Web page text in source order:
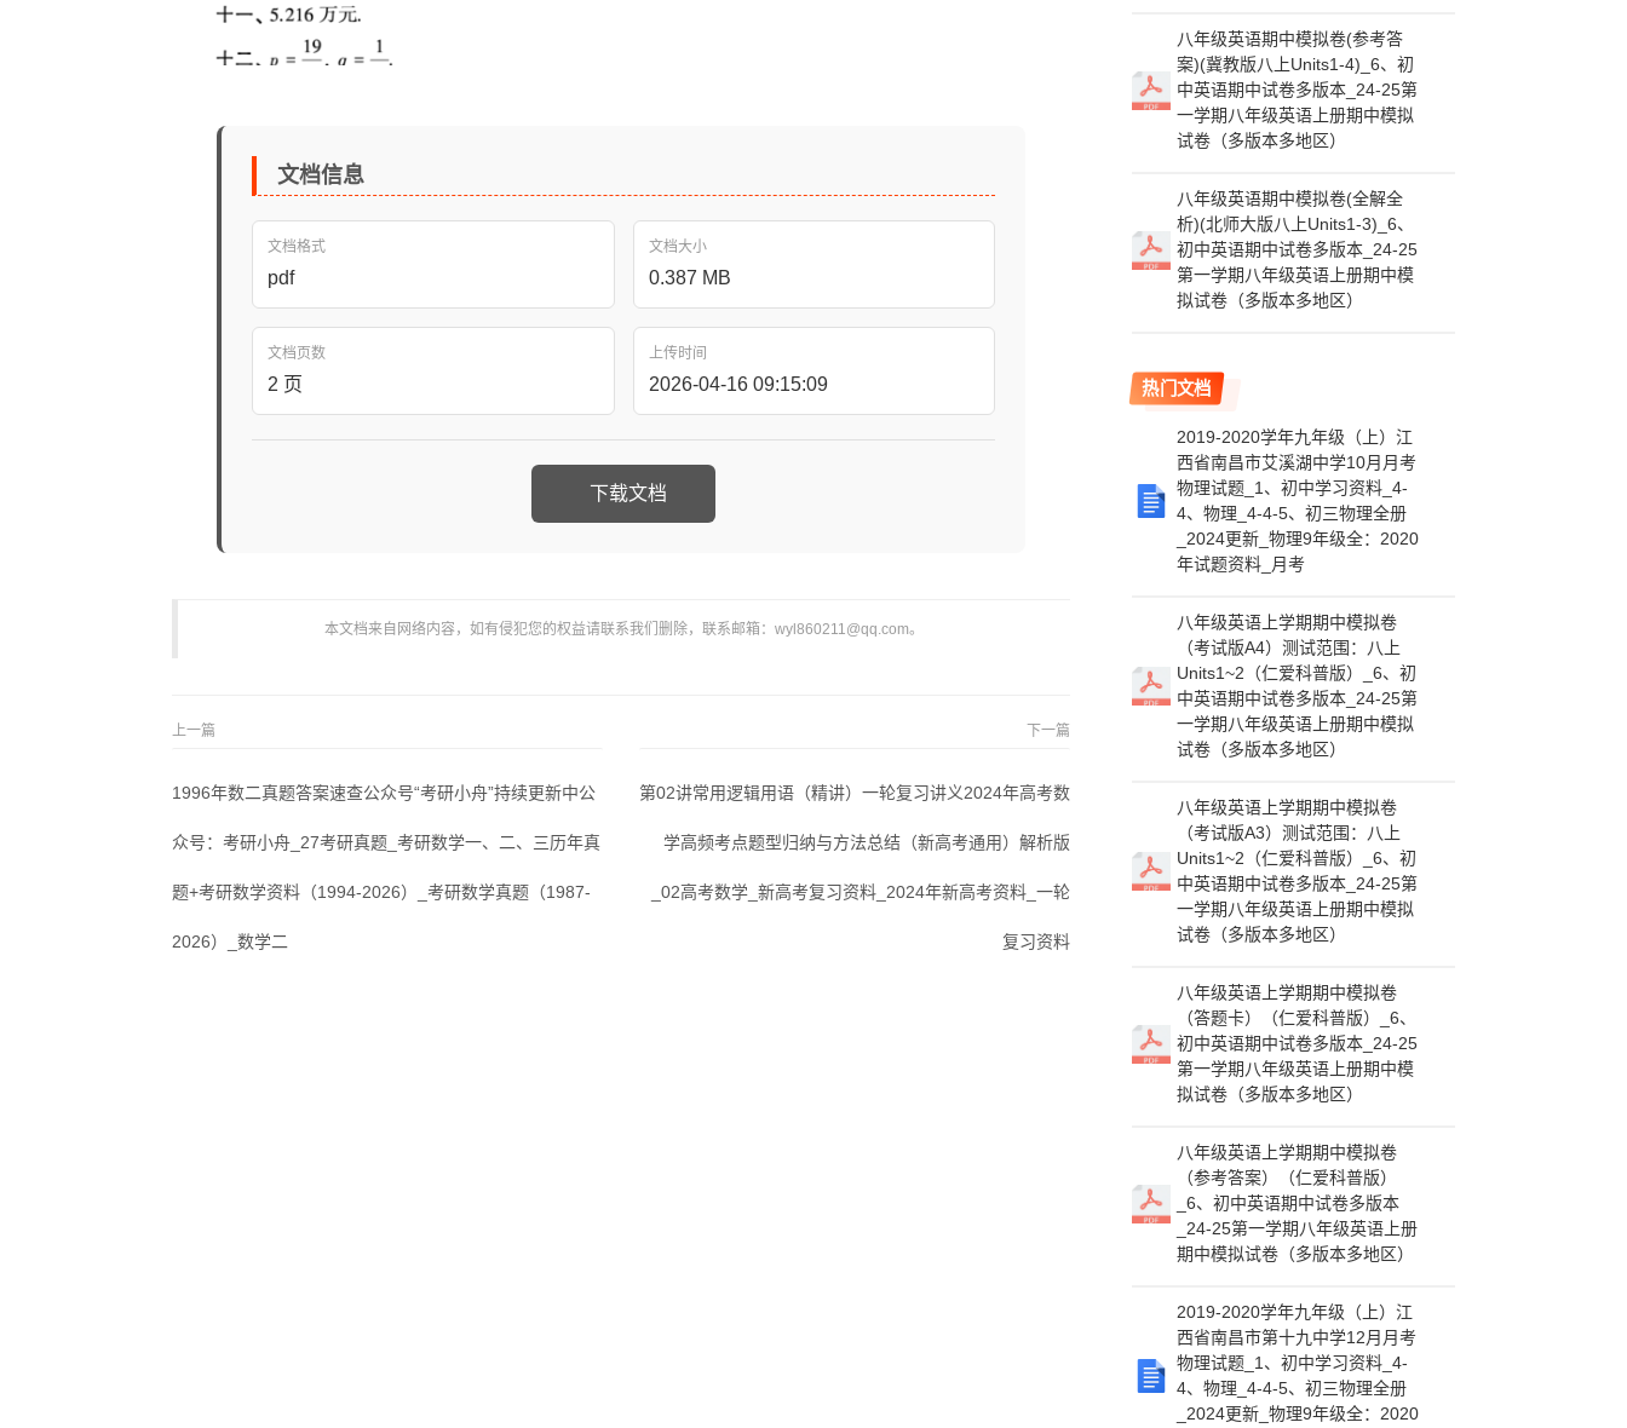
文档信息
文档格式
pdf
文档大小
0.387 MB
文档页数
2 页
上传时间
2026-04-16 09:15:09
下载文档
本文档来自网络内容，如有侵犯您的权益请联系我们删除，联系邮箱：wyl860211@qq.com。
上一篇
1996年数二真题答案速查公众号“考研小舟”持续更新中公
众号：考研小舟_27考研真题_考研数学一、二、三历年真
题+考研数学资料（1994-2026）_考研数学真题（1987-
2026）_数学二
下一篇
第02讲常用逻辑用语（精讲）一轮复习讲义2024年高考数
学高频考点题型归纳与方法总结（新高考通用）解析版
_02高考数学_新高考复习资料_2024年新高考资料_一轮
复习资料
八年级英语期中模拟卷(参考答
案)(冀教版八上Units1-4)_6、初
中英语期中试卷多版本_24-25第
一学期八年级英语上册期中模拟
试卷（多版本多地区）
八年级英语期中模拟卷(全解全
析)(北师大版八上Units1-3)_6、
初中英语期中试卷多版本_24-25
第一学期八年级英语上册期中模
拟试卷（多版本多地区）
热门文档
2019-2020学年九年级（上）江
西省南昌市艾溪湖中学10月月考
物理试题_1、初中学习资料_4-
4、物理_4-4-5、初三物理全册
_2024更新_物理9年级全：2020
年试题资料_月考
八年级英语上学期期中模拟卷
（考试版A4）测试范围：八上
Units1~2（仁爱科普版）_6、初
中英语期中试卷多版本_24-25第
一学期八年级英语上册期中模拟
试卷（多版本多地区）
八年级英语上学期期中模拟卷
（考试版A3）测试范围：八上
Units1~2（仁爱科普版）_6、初
中英语期中试卷多版本_24-25第
一学期八年级英语上册期中模拟
试卷（多版本多地区）
八年级英语上学期期中模拟卷
（答题卡）（仁爱科普版）_6、
初中英语期中试卷多版本_24-25
第一学期八年级英语上册期中模
拟试卷（多版本多地区）
八年级英语上学期期中模拟卷
（参考答案）（仁爱科普版）
_6、初中英语期中试卷多版本
_24-25第一学期八年级英语上册
期中模拟试卷（多版本多地区）
2019-2020学年九年级（上）江
西省南昌市第十九中学12月月考
物理试题_1、初中学习资料_4-
4、物理_4-4-5、初三物理全册
_2024更新_物理9年级全：2020